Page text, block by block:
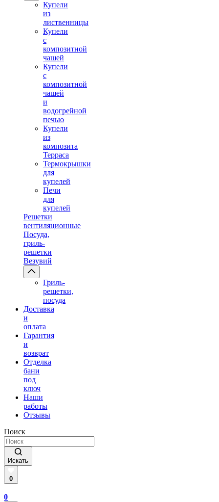
Купели
из
лиственницы
Купели
с
композитной
чашей
Купели
с
композитной
чашей
и
водогрейной
печью
Купели
из
композита
Терраса
Термокрышки
для
купелей
Печи
для
купелей
Решетки
вентиляционные
Посуда,
гриль-
решетки
Везувий
Гриль-
решетки,
посуда
Доставка
и
оплата
Гарантия
и
возврат
Отделка
бани
под
ключ
Наши
работы
Отзывы
Поиск
Искать
0
0